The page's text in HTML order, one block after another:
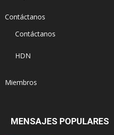
Contáctanos
Contáctanos
HDN
Miembros
MENSAJES POPULARES